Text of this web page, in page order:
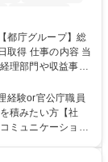
容 当
理部門や収益事業
いたします。研修
細】■
理業務 ■収益部
イベントコーナ
経験or官公庁職員
積みたい方【社
ミュニケーション